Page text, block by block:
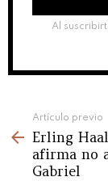
Al
more
Artículo previo
Erling
afirma no
Gabriel